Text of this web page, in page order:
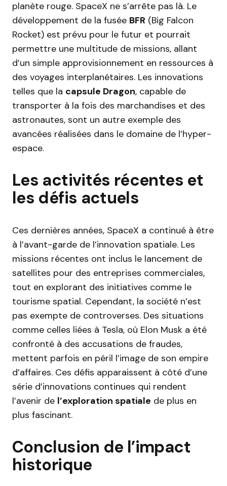
planète rouge. SpaceX ne s’arrête pas là. Le
développement de la fusée BFR (Big Falcon
Rocket) est prévu pour le futur et pourrait
permettre une multitude de missions, allant
d’un simple approvisionnement en ressources à
des voyages interplanétaires. Les innovations
telles que la capsule Dragon, capable de
transporter à la fois des marchandises et des
astronautes, sont un autre exemple des
avancées réalisées dans le domaine de l’hyper-
espace.
Les activités récentes et
les défis actuels
Ces dernières années, SpaceX a continué à être
à l’avant-garde de l’innovation spatiale. Les
missions récentes ont inclus le lancement de
satellites pour des entreprises commerciales,
tout en explorant des initiatives comme le
tourisme spatial. Cependant, la société n’est
pas exempte de controverses. Des situations
comme celles liées à Tesla, où Elon Musk a été
confronté à des accusations de fraudes,
mettent parfois en péril l’image de son empire
d’affaires. Ces défis apparaissent à côté d’une
série d’innovations continues qui rendent
l’avenir de l’exploration spatiale de plus en
plus fascinant.
Conclusion de l’impact
historique